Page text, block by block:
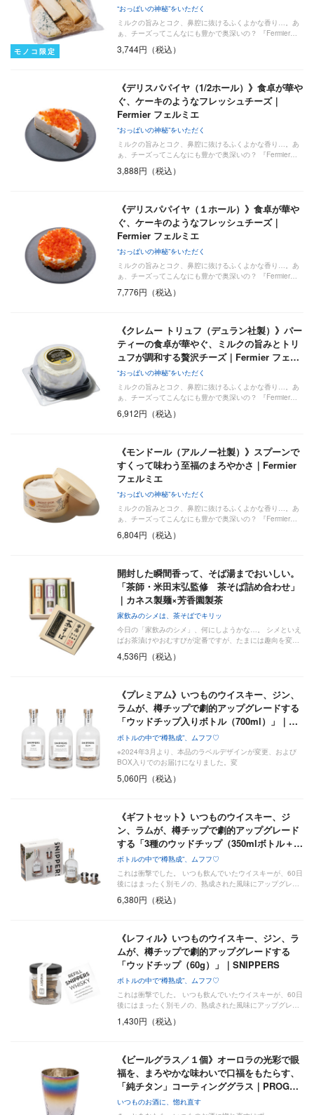
モノコ限定
“おっぱいの神秘”をいただく
ミルクの旨みとコク、鼻腔に抜けるふくよかな香り…。あ
ぁ、チーズってこんなにも豊かで奥深いの？ 『Fermier…
3,744円（税込）
《デリスパパイヤ（1/2ホール）》食卓が華や
ぐ、ケーキのようなフレッシュチーズ｜
Fermier フェルミエ
“おっぱいの神秘”をいただく
ミルクの旨みとコク、鼻腔に抜けるふくよかな香り…。あ
ぁ、チーズってこんなにも豊かで奥深いの？ 『Fermier…
3,888円（税込）
《デリスパパイヤ（１ホール）》食卓が華や
ぐ、ケーキのようなフレッシュチーズ｜
Fermier フェルミエ
“おっぱいの神秘”をいただく
ミルクの旨みとコク、鼻腔に抜けるふくよかな香り…。あ
ぁ、チーズってこんなにも豊かで奥深いの？ 『Fermier…
7,776円（税込）
《クレムー トリュフ（デュラン社製）》パー
ティーの食卓が華やぐ、ミルクの旨みとトリ
ュフが調和する贅沢チーズ｜Fermier フェ…
“おっぱいの神秘”をいただく
ミルクの旨みとコク、鼻腔に抜けるふくよかな香り…。あ
ぁ、チーズってこんなにも豊かで奥深いの？ 『Fermier…
6,912円（税込）
《モンドール（アルノー社製）》スプーンで
すくって味わう至福のまろやかさ｜Fermier
フェルミエ
“おっぱいの神秘”をいただく
ミルクの旨みとコク、鼻腔に抜けるふくよかな香り…。あ
ぁ、チーズってこんなにも豊かで奥深いの？ 『Fermier…
6,804円（税込）
開封した瞬間香って、そば湯までおいしい。
「茶師・米田末弘監修 茶そば詰め合わせ」
｜カネス製麺×芳香園製茶
家飲みのシメは、茶そばでキリッ
今日の「家飲みのシメ」、何にしようかな…。 シメといえ
ばお茶漬けやおむすびが定番ですが、たまには趣向を変…
4,536円（税込）
《プレミアム》いつものウイスキー、ジン、
ラムが、樽チップで劇的アップグレードする
「ウッドチップ入りボトル（700ml）」｜…
ボトルの中で“樽熟成”、ムフフ♡
※2024年3月より、本品のラベルデザインが変更、および
BOX入りでのお届けになりました。変
5,060円（税込）
《ギフトセット》いつものウイスキー、ジ
ン、ラムが、樽チップで劇的アップグレード
する「3種のウッドチップ（350mlボトル＋…
ボトルの中で“樽熟成”、ムフフ♡
これは衝撃でした。 いつも飲んでいたウイスキーが、60日
後にはまったく別モノの、熟成された風味にアップグレ…
6,380円（税込）
《レフィル》いつものウイスキー、ジン、ラ
ムが、樽チップで劇的アップグレードする
「ウッドチップ（60g）」｜SNIPPERS
ボトルの中で“樽熟成”、ムフフ♡
これは衝撃でした。 いつも飲んでいたウイスキーが、60日
後にはまったく別モノの、熟成された風味にアップグレ…
1,430円（税込）
《ビールグラス／１個》オーロラの光彩で眼
福を、まろやかな味わいで口福をもたらす、
「純チタン」コーティンググラス｜PROG…
いつものお酒に、惚れ直す